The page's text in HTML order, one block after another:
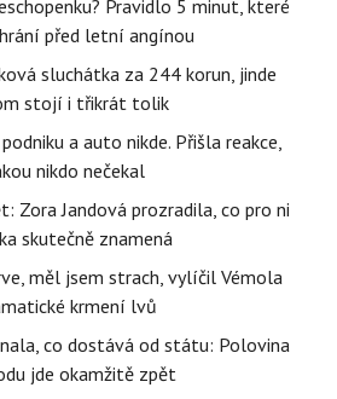
Pravidlo 5 minut, které
před letní angínou
sluchátka za 244 korun, jinde
stojí i třikrát tolik
a auto nikde. Přišla reakce,
nikdo nečekal
Zora Jandová prozradila, co pro ni
skutečně znamená
měl jsem strach, vylíčil Vémola
krmení lvů
co dostává od státu: Polovina
jde okamžitě zpět